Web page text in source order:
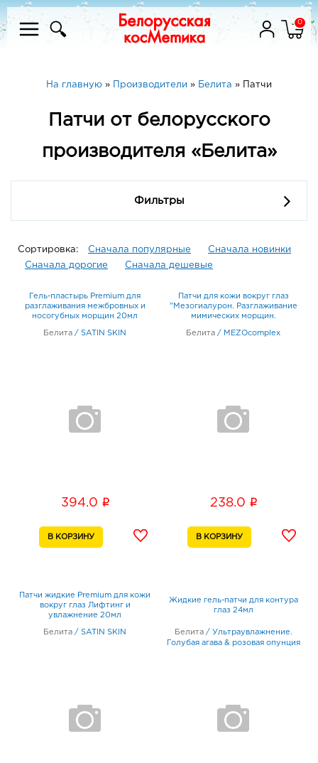
0
На главную » Производители » Белита » Патчи
Патчи от белорусского
производителя «Белита»
Фильтры
Сортировка: Сначала популярные
Сначала новинки
Сначала дорогие
Сначала дешевые
Гель-пластырь Premium для
разглаживания межбровных и
носогубных морщин 20мл
Белита / SATIN SKIN
394.0 i
Патчи для кожи вокруг глаз
"Мезогиалурон. Разглаживание
мимических морщин.
биоревитализации"2шт
Белита / MEZOcomplex
238.0 i
Патчи жидкие Premium для кожи
вокруг глаз Лифтинг и
увлажнение 20мл
Белита / SATIN SKIN
Жидкие гель-патчи для контура
глаз 24мл
Белита / Ультраувлажнение.
Голубая агава & розовая опунция